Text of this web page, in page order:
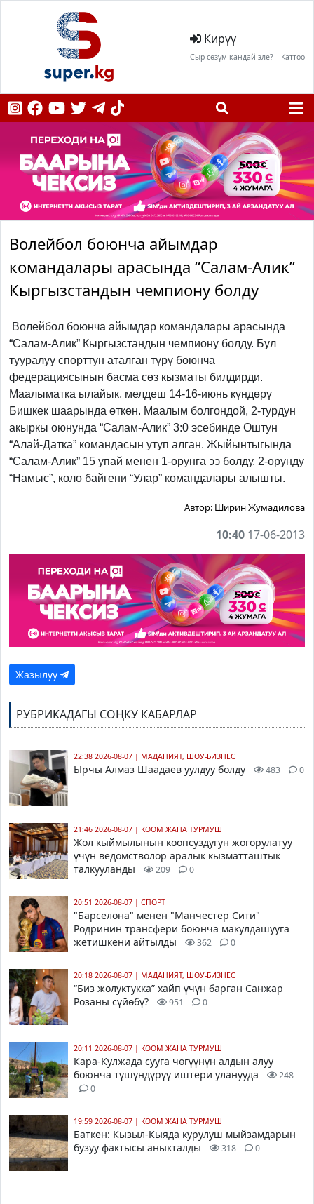
Кирүү
Сыр сөзүм кандай эле? Каттоо
Волейбол боюнча айымдар
командалары арасында “Салам-Алик”
Кыргызстандын чемпиону болду
Волейбол боюнча айымдар командалары арасында
“Салам-Алик” Кыргызстандын чемпиону болду. Бул
тууралуу спорттун аталган түрү боюнча
федерациясынын басма сөз кызматы билдирди.
Маалыматка ылайык, мелдеш 14-16-июнь күндөрү
Бишкек шаарында өткөн. Маалым болгондой, 2-турдун
акыркы оюнунда “Салам-Алик” 3:0 эсебинде Оштун
“Алай-Датка” командасын утуп алган. Жыйынтыгында
“Салам-Алик” 15 упай менен 1-орунга ээ болду. 2-орунду
“Намыс”, коло байгени “Улар” командалары алышты.
Автор: Ширин Жумадилова
10:40 17-06-2013
Жазылуу
РУБРИКАДАГЫ СОҢКУ КАБАРЛАР
22:38 2026-08-07 | МАДАНИЯТ, ШОУ-БИЗНЕС
Ырчы Алмаз Шаадаев уулдуу болду 483 0
21:46 2026-08-07 | КООМ ЖАНА ТУРМУШ
Жол кыймылынын коопсуздугун жогорулатуу
үчүн ведомстволор аралык кызматташтык
талкууланды
209 0
20:51 2026-08-07 | СПОРТ
"Барселона" менен "Манчестер Сити"
Родринин трансфери боюнча макулдашууга
жетишкени айтылды
362 0
20:18 2026-08-07 | МАДАНИЯТ, ШОУ-БИЗНЕС
“Биз жолуктукка” хайп үчүн барган Санжар
Розаны сүйөбү?
951 0
20:11 2026-08-07 | КООМ ЖАНА ТУРМУШ
Кара-Кулжада сууга чөгүүнүн алдын алуу
боюнча түшүндүрүү иштери уланууда
248
0
19:59 2026-08-07 | КООМ ЖАНА ТУРМУШ
Баткен: Кызыл-Кыяда курулуш мыйзамдарын
бузуу фактысы аныкталды
318 0